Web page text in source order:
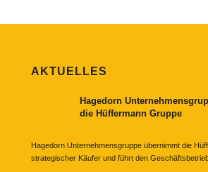
AKTUELLES
Hagedorn
die Hüffermann Gruppe
Hagedorn Unternehmensgruppe übernimmt die
strategischer Käufer und führt den